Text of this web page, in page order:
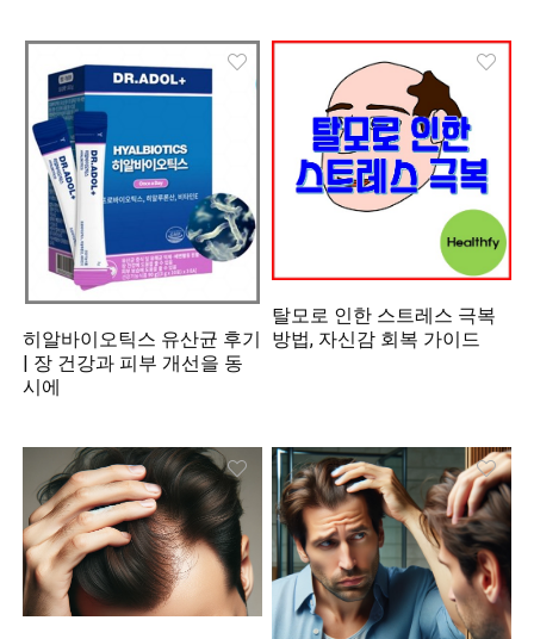
히알바이오틱스 유산균 후기
| 장 건강과 피부 개선을 동
시에
탈모로 인한 스트레스 극복
방법, 자신감 회복 가이드